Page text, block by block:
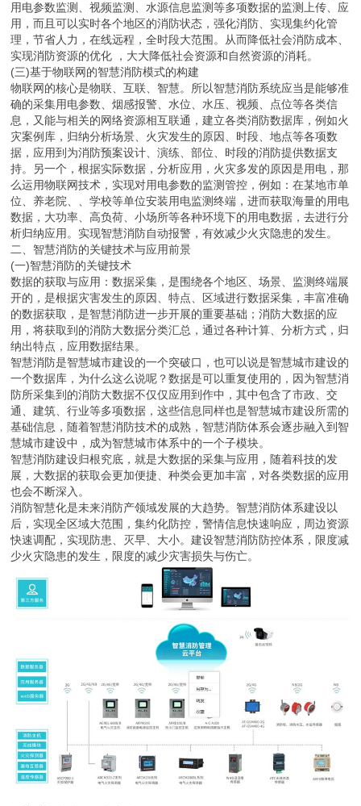
用电参数监测、视频监测、水源信息监测等多项数据的监测上传、应
用，而且可以实时各个地区的消防状态，强化消防、实现集约化管
理，节省人力，在线远程，全时段大范围。从而降低社会消防成本、
实现消防资源的优化 ，大大降低社会资源和自然资源的消耗。
(三)基于物联网的智慧消防模式的构建
物联网的核心是物联、互联、智慧。所以智慧消防系统应当是能够准
确的采集用电参数、烟感报警、水位、水压、视频、点位等各类信
息，又能与相关的网络资源相互联通，建立各类消防数据库，例如火
灾案例库，归纳分析场景、火灾发生的原因、时段、地点等各项数
据，应用到为消防预案设计、演练、部位、时段的消防提供数据支
持。另一个，根据实际数据，分析应用，火灾多发的原因是用电，那
么运用物联网技术，实现对用电参数的监测管控，例如：在某地市单
位、养老院、、学校等单位安装用电监测终端，进而获取海量的用电
数据，大功率、高负荷、小场所等各种环境下的用电数据，去进行分
析归纳应用。实现智慧消防自动报警，有效减少火灾隐患的发生。
二、智慧消防的关键技术与应用前景
(一)智慧消防的关键技术
数据的获取与应用：数据采集，是围绕各个地区、场景、监测终端展
开的，是根据灾害发生的原因、特点、区域进行数据采集，丰富准确
的数据获取，是智慧消防进一步开展的重要基础；消防大数据的应
用，将获取到的消防大数据分类汇总，通过各种计算、分析方式，归
纳出特点，应用数据结果。
智慧消防是智慧城市建设的一个突破口，也可以说是智慧城市建设的
一个数据库，为什么这么说呢？数据是可以重复使用的，因为智慧消
防所采集到的消防大数据不仅仅应用到作中，其中包含了市政、交
通、建筑、行业等多项数据，这些信息同样也是智慧城市建设所需的
基础信息，随着智慧消防技术的成熟，智慧消防体系会逐步融入到智
慧城市建设中，成为智慧城市体系中的一个子模块。
智慧消防建设归根究底，就是大数据的采集与应用，随着科技的发
展，大数据的获取会更加便捷、种类会更加丰富，对各类数据的应用
也会不断深入。
消防智慧化是未来消防产领域发展的大趋势。智慧消防体系建设以
后，实现全区域大范围，集约化防控，警情信息快速响应，周边资源
快速调配，实现防患、灭早、大小。建设智慧消防防控体系，限度减
少火灾隐患的发生，限度的减少灾害损失与伤亡。